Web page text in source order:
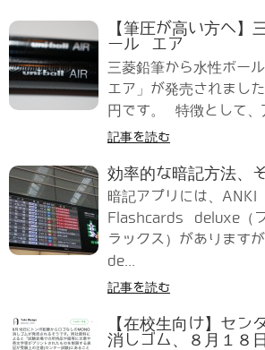
【筆圧が高い方へ
ール エア
三菱鉛筆から水性ボー
エア」が発売されまし
円です。 特徴として、
記事を読む
効率的な暗記方法、
暗記アプリには、ANKI
Flashcards deluxe（
ラックス）があります
de...
記事を読む
【在校生向け】セン
消しゴム、８月１８